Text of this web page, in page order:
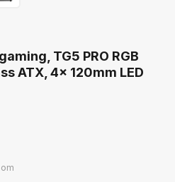
TG5 PRO RGB
ATX, 4x 120mm LED